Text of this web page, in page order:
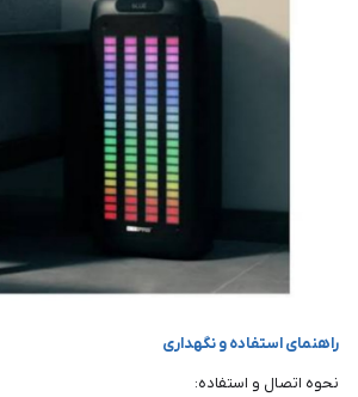
راهنمای استفاده و نگهداری
نحوه اتصال و استفاده: